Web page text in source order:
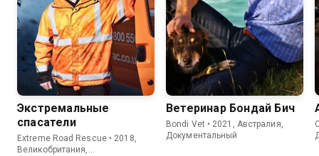
Экстремальные
спасатели
Extreme Road Rescue • 2018,
Великобритания,
Ветеринар Бондай Бич
Bondi Vet • 2021, Австралия,
Документальный